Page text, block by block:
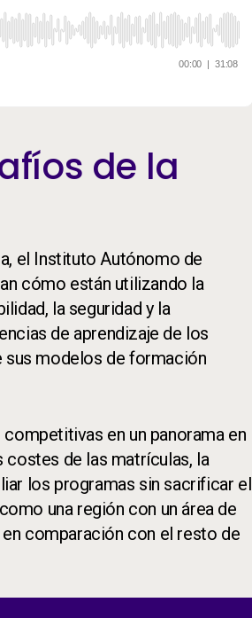
de la
el Instituto Autónomo de
cómo están utilizando la
la seguridad y la
de aprendizaje de los
sus modelos de formación
en un panorama en
de las matrículas, la
los programas sin sacrificar el
una región con un área de
comparación con el resto de